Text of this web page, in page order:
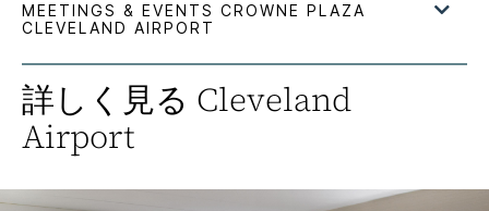
詳しく見る Cleveland
Airport